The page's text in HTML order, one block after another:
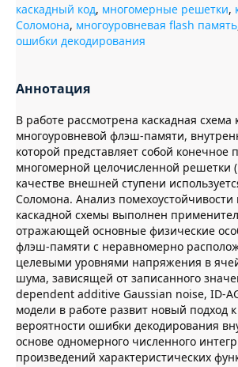
каскадный код, многомерные решетки,
Соломона, многоуровневая flash память
ошибки декодирования
Аннотация
В работе рассмотрена каскадная схема
многоуровневой флэш-памяти,
которой представляет собой конечное
многомерной целочисленной решетки
качестве внешней ступени
Соломона. Анализ
каскадной схемы выполнен
отражающей основные физические
флэш-памяти с неравномерно
целевыми уровнями напряжения в
шума, зависящей от записанного
dependent additive Gaussian noise, ID-
модели в работе развит новый подход
вероятности ошибки декодирования
основе одномерного численного
произведений характеристических